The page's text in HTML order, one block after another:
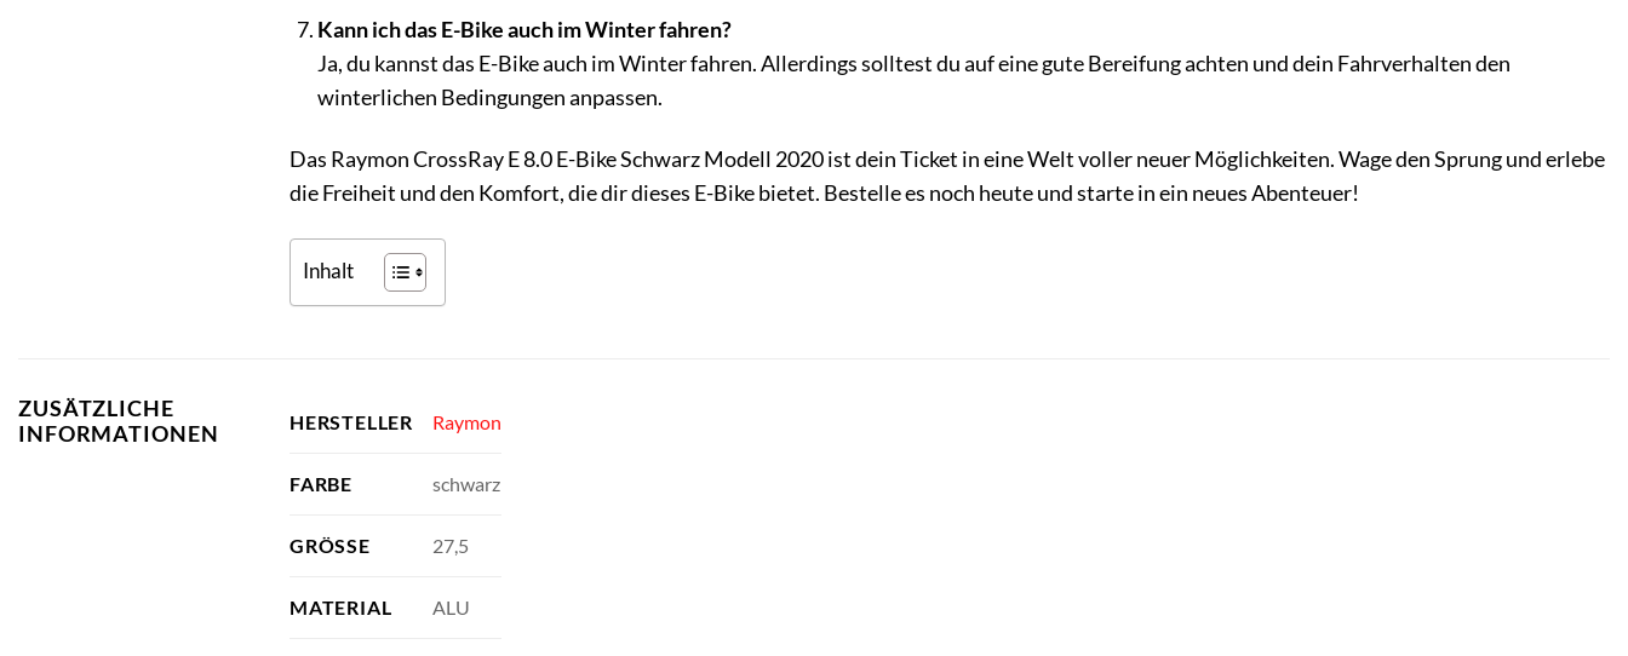
Kann ich das E-Bike auch im Winter fahren?
Ja, du kannst das E-Bike auch im Winter fahren. Allerdings solltest du auf eine gute Bereifung achten und dein Fahrverhalten den
winterlichen Bedingungen anpassen.
Das Raymon CrossRay E 8.0 E-Bike Schwarz Modell 2020 ist dein Ticket in eine Welt voller neuer Möglichkeiten. Wage den Sprung und erlebe
die Freiheit und den Komfort, die dir dieses E-Bike bietet. Bestelle es noch heute und starte in ein neues Abenteuer!
Inhalt
ZUSÄTZLICHE
INFORMATIONEN
HERSTELLER Raymon
FARBE schwarz
GRÖSSE 27,5
MATERIAL ALU